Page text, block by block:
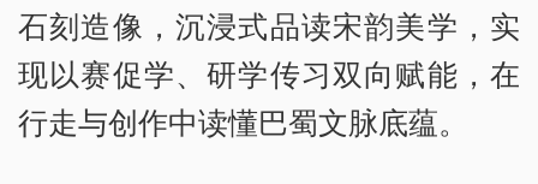
石刻造像，沉浸式品读宋韵美学，实
现以赛促学、研学传习双向赋能，在
行走与创作中读懂巴蜀文脉底蕴。